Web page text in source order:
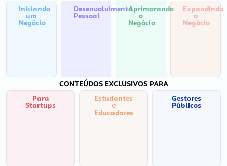
Iniciando
um
Negócio
Desenvolvimento
Pessoal
Aprimorando
o
Negócio
Expandindo
o
Negócio
CONTEÚDOS EXCLUSIVOS PARA
Para
Startups
Estudantes
e
Educadores
Gestores
Públicos